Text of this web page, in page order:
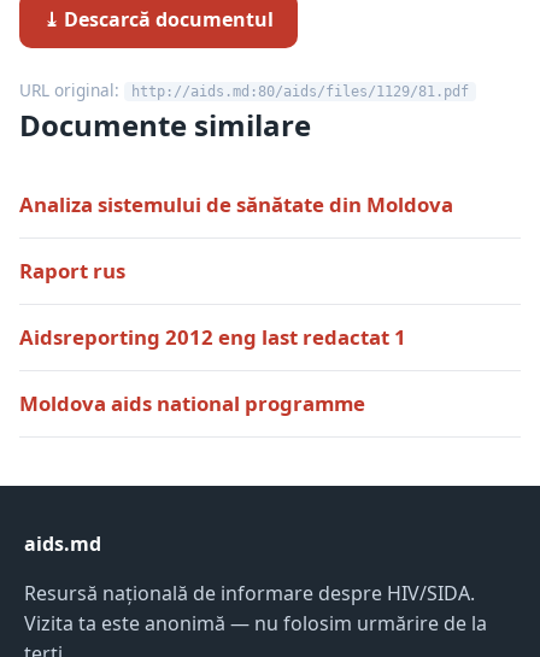
⤓ Descarcă documentul
URL original: http://aids.md:80/aids/files/1129/81.pdf
Documente similare
Analiza sistemului de sănătate din Moldova
Raport rus
Aidsreporting 2012 eng last redactat 1
Moldova aids national programme
aids.md
Resursă națională de informare despre HIV/SIDA.
Vizita ta este anonimă — nu folosim urmărire de la